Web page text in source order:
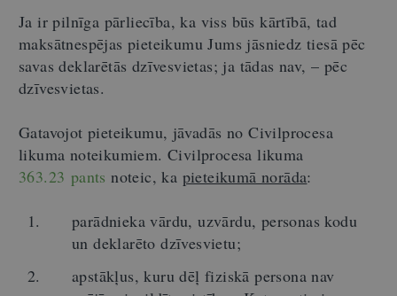
Ja ir pilnīga pārliecība, ka viss būs kārtībā, tad
maksātnespējas pieteikumu Jums jāsniedz tiesā pēc
savas deklarētās dzīvesvietas; ja tādas nav, – pēc
dzīvesvietas.
Gatavojot pieteikumu, jāvadās no Civilprocesa
likuma noteikumiem. Civilprocesa likuma
363.23 pants noteic, ka pieteikumā norāda:
parādnieka vārdu, uzvārdu, personas kodu
un deklarēto dzīvesvietu;
apstākļus, kuru dēļ fiziskā persona nav